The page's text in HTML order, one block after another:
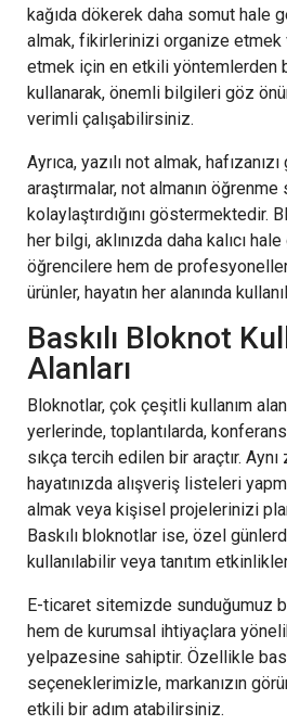
kağıda dökerek daha somut hale
almak, fikirlerinizi organize
etmek için en etkili yöntemlerden
kullanarak, önemli bilgileri göz
verimli çalışabilirsiniz.
Ayrıca, yazılı not almak,
araştırmalar, not almanın öğrenme
kolaylaştırdığını göstermektedir.
her bilgi, aklınızda daha kalıcı
öğrencilere hem de
ürünler, hayatın her alanında
Baskılı Bloknot
Alanları
Bloknotlar, çok çeşitli kullanım
yerlerinde, toplantılarda,
sıkça tercih edilen bir araçtır.
hayatınızda alışveriş listeleri
almak veya kişisel projelerinizi
Baskılı bloknotlar ise, özel
kullanılabilir veya tanıtım
E-ticaret sitemizde sunduğumuz
hem de kurumsal ihtiyaçlara
yelpazesine sahiptir. Özellikle
seçeneklerimizle, markanızın
etkili bir adım atabilirsiniz.